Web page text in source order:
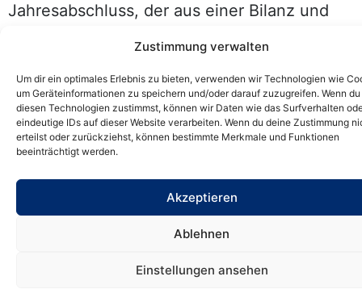
Zustimmung verwalten
Um dir ein optimales Erlebnis zu bieten, verwenden wir Technologien wie
um Geräteinformationen zu speichern und/oder darauf zuzugreifen. Wenn du
diesen Technologien zustimmst, können wir Daten wie das Surfverhalten
eindeutige IDs auf dieser Website verarbeiten. Wenn du deine Zustimmung
erteilst oder zurückziehst, können bestimmte Merkmale und Funktionen
beeinträchtigt werden.
Akzeptieren
Ablehnen
Einstellungen ansehen
Jahresabschluss, der aus einer Bilanz und
Haben Sie für Ihr Unternehmen als
Rechtsform eine Kapitalgesellschaft (z. B.
GmbH, Limited oder
Unternehmergesellschaft) gewählt, fügt
Ihre Steuerkanzlei in Bonn die weiteren
gesetzlichen Bestandteile hinzu. Dies sind
der Anhang und der Lagebericht.
Müssen Sie keine Bilanz erstellen, ermitteln
Sie Ihren Gewinn durch Gegenüberstellung